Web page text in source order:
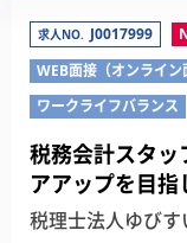
求人NO. J0017999
WEB面接（オンライン
ワークライフバランス
税務会計スタッ
アアップを目指
税理士法人ゆびす